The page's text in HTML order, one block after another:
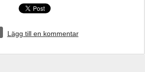
Lägg till en kommentar